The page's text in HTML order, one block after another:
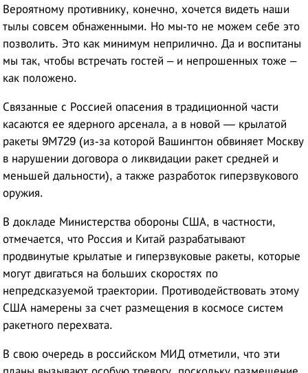
Вероятному противнику, конечно, хочется видеть наши
тылы совсем обнаженными. Но мы-то не можем себе это
позволить. Это как минимум неприлично. Да и воспитаны
мы так, чтобы встречать гостей – и непрошенных тоже –
как положено.
Связанные с Россией опасения в традиционной части
касаются ее ядерного арсенала, а в новой — крылатой
ракеты 9М729 (из-за которой Вашингтон обвиняет Москву
в нарушении договора о ликвидации ракет средней и
меньшей дальности), а также разработок гиперзвукового
оружия.
В докладе Министерства обороны США, в частности,
отмечается, что Россия и Китай разрабатывают
продвинутые крылатые и гиперзвуковые ракеты, которые
могут двигаться на больших скоростях по
непредсказуемой траектории. Противодействовать этому
США намерены за счет размещения в космосе систем
ракетного перехвата.
В свою очередь в российском МИД отметили, что эти